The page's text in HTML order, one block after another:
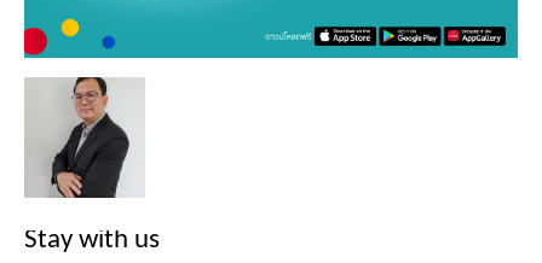
Stay with us